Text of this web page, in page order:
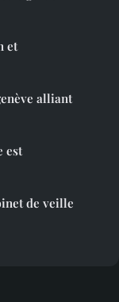
et
alliant
est
de veille